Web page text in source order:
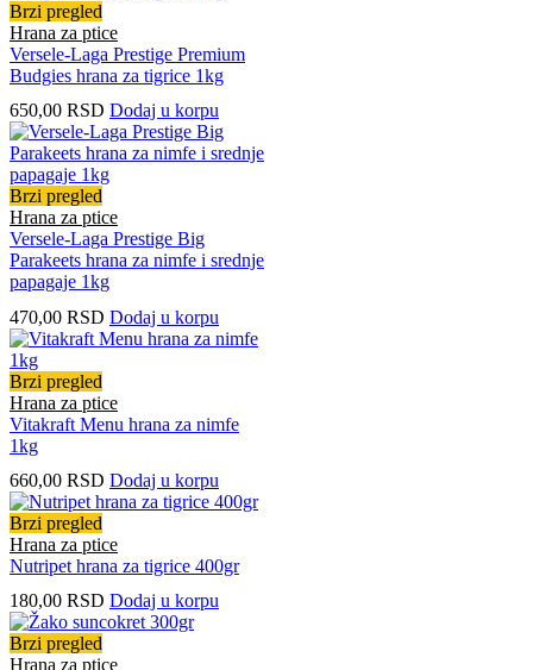
Brzi pregled
Hrana za ptice
Versele-Laga Prestige Premium
Budgies hrana za tigrice 1kg
650,00 RSD Dodaj u korpu
Brzi pregled
Hrana za ptice
Versele-Laga Prestige Big
Parakeets hrana za nimfe i srednje
papagaje 1kg
470,00 RSD Dodaj u korpu
Brzi pregled
Hrana za ptice
Vitakraft Menu hrana za nimfe
1kg
660,00 RSD Dodaj u korpu
Brzi pregled
Hrana za ptice
Nutripet hrana za tigrice 400gr
180,00 RSD Dodaj u korpu
Brzi pregled
Hrana za ptice